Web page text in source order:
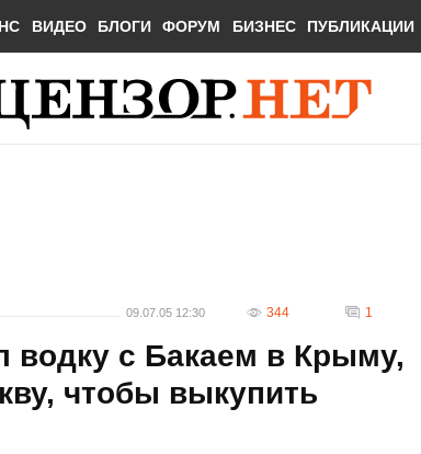
ВИДЕО БЛОГИ ФОРУМ БИЗНЕС ПУБЛИКАЦИИ
09.07.05 12:30 344 1
водку с Бакаем в Крыму,
чтобы выкупить